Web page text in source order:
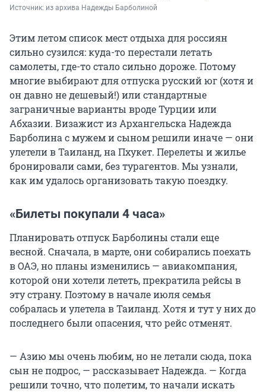
Источник: из архива Надежды Барболиной
Этим летом список мест отдыха для россиян
сильно сузился: куда-то перестали летать
самолеты, где-то стало сильно дороже. Потому
многие выбирают для отпуска русский юг (хотя и
он давно не дешевый!) или стандартные
заграничные варианты вроде Турции или
Абхазии. Визажист из Архангельска Надежда
Барболина с мужем и сыном решили иначе — они
улетели в Таиланд, на Пхукет. Перелеты и жилье
бронировали сами, без турагентов. Мы узнали,
как им удалось организовать такую поездку.
«Билеты покупали 4 часа»
Планировать отпуск Барболины стали еще
весной. Сначала, в марте, они собирались поехать
в ОАЭ, но планы изменились — авиакомпания,
которой они хотели лететь, прекратила рейсы в
эту страну. Поэтому в начале июля семья
собралась и улетела в Таиланд. Хотя и тут у них до
последнего были опасения, что рейс отменят.
— Азию мы очень любим, но не летали сюда, пока
сын не подрос, — рассказывает Надежда. — Когда
решили точно, что полетим, то начали искать